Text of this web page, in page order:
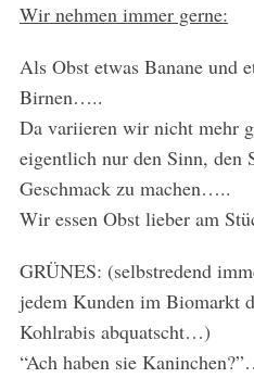
Wir nehmen immer gerne:
Als Obst etwas Banane und
Birnen…..
Da variieren wir nicht mehr
eigentlich nur den Sinn, den
Geschmack zu machen…..
Wir essen Obst lieber am
GRÜNES: (selbstredend
jedem Kunden im Biomarkt
Kohlrabis abquatscht…)
“Ach haben sie